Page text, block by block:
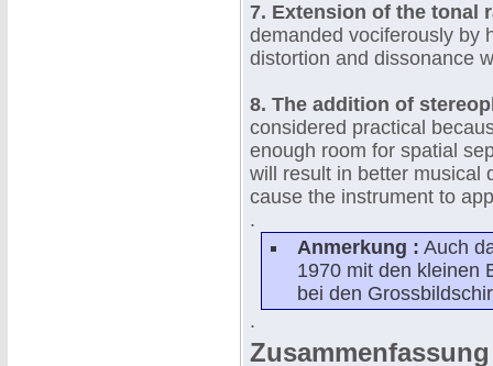
7. Extension of the tonal
demanded vociferously by
distortion and dissonance
8. The addition of
considered practical
enough room for spatial
will result in better musical
cause the instrument to
.
Anmerkung : Auch
1970 mit den kleinen
bei den
.